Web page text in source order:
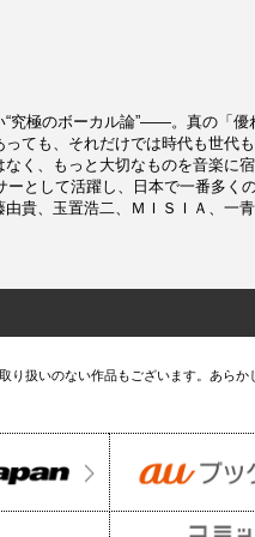
究極のボーカル論”――。真の「優
ても、それだけでは時代も世代
く、もっと大切なものを音楽に
として活躍し、日本で一番多く
貴、玉置浩二、ＭＩＳＩＡ、一
扱いのない作品もございます。あらか